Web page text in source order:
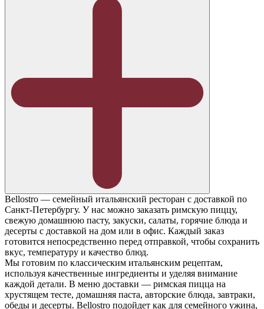
Bellostro — семейный итальянский ресторан с доставкой по
Санкт-Петербургу. У нас можно заказать римскую пиццу,
свежую домашнюю пасту, закуски, салаты, горячие блюда и
десерты с доставкой на дом или в офис. Каждый заказ
готовится непосредственно перед отправкой, чтобы сохранить
вкус, температуру и качество блюд.
Мы готовим по классическим итальянским рецептам,
используя качественные ингредиенты и уделяя внимание
каждой детали. В меню доставки — римская пицца на
хрустящем тесте, домашняя паста, авторские блюда, завтраки,
обеды и десерты. Bellostro подойдет как для семейного ужина,